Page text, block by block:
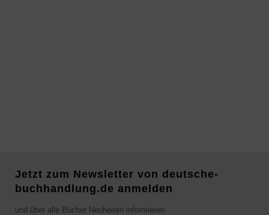
Jetzt zum Newsletter von deutsche-
buchhandlung.de anmelden
und über alle Bücher Neuheiten informieren